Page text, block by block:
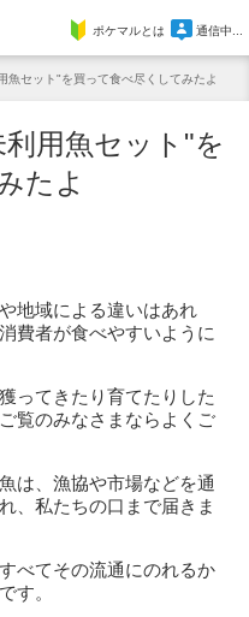
Marcheポケマルとは 通信中...
魚セット"を買って食べ尽くしてみたよ
用魚セット"を
たよ
地域による違いはあれ
費者が食べやすいように
ってきたり育てたりした
覧のみなさまならよくご
は、漁協や市場などを通
、私たちの口まで届きま
べてその流通にのれるか
す。